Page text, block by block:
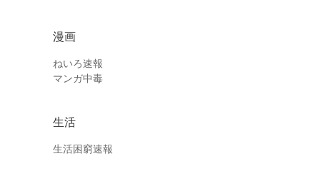
漫画
ねいろ速報
マンガ中毒
生活
生活困窮速報